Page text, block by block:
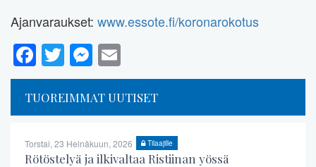
Ajanvaraukset: www.essote.fi/koronarokotus
Facebook
TwitterMessenger
TUOREIMMAT UUTISET
Torstai, 23 Heinäkuun, 2026 Tilaajille
Rötöstelyä ja ilkivaltaa Ristiinan yössä